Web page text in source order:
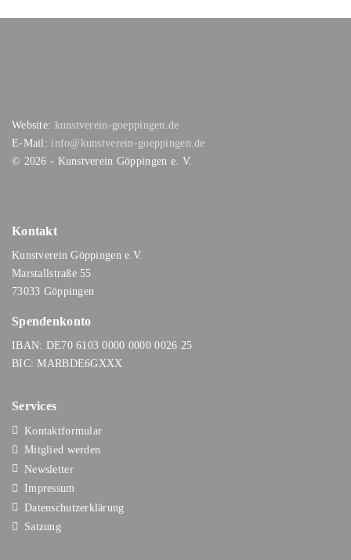
Website: kunstverein-goeppingen.de
E-Mail: info@kunstverein-goeppingen.de
© 2026 - Kunstverein Göppingen e. V.
Kontakt
Kunstverein Göppingen e.V.
Marstallstraße 55
73033 Göppingen
Spendenkonto
IBAN: DE70 6103 0000 0000 0026 25
BIC: MARBDE6GXXX
Services
Kontaktformular
Mitglied werden
Newsletter
Impressum
Datenschutzerklärung
Satzung